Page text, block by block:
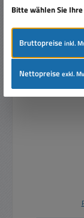
Bitte wählen Sie
Bruttopreiseinkl.
Nettopreiseexkl.